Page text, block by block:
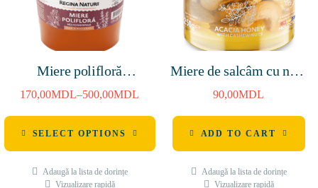
Miere polifloră
1400g/3000g/4800g
170,00MDL–500,00MDL
SELECT OPTIONS
Adaugă la lista de dorințe
Vizualizare rapidă
Miere de salcâm cu nuci
caju 250g
90,00MDL
ADD TO CART
Adaugă la lista de dorințe
Vizualizare rapidă